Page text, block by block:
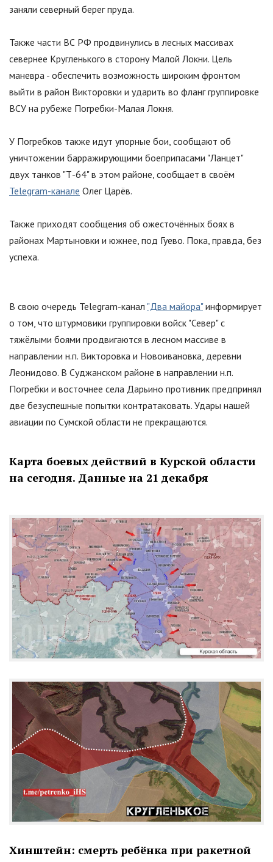
заняли северный берег пруда.
Также части ВС РФ продвинулись в лесных массивах
севернее Кругленького в сторону Малой Локни. Цель
маневра - обеспечить возможность широким фронтом
выйти в район Викторовки и ударить во фланг группировке
ВСУ на рубеже Погребки-Малая Локня.
У Погребков также идут упорные бои, сообщают об
уничтожении барражирующими боеприпасами "Ланцет"
двух танков "Т-64"в этом районе, сообщает в своём
Telegram-канале Олег Царёв.
Также приходят сообщения об ожесточённых боях в
районах Мартыновки и южнее, под Гуево. Пока, правда, без
успеха.
В свою очередь Telegram-канал "Два майора"информирует
о том, что штурмовики группировки войск "Север"с
тяжёлыми боями продвигаются в лесном массиве в
направлении н.п. Викторовка и Новоивановка, деревни
Леонидово. В Суджанском районе в направлении н.п.
Погребки и восточнее села Дарьино противник предпринял
две безуспешные попытки контратаковать. Удары нашей
авиации по Сумской области не прекращаются.
Карта боевых действий в Курской области
на сегодня. Данные на 21 декабря
Хинштейн: смерть ребёнка при ракетной